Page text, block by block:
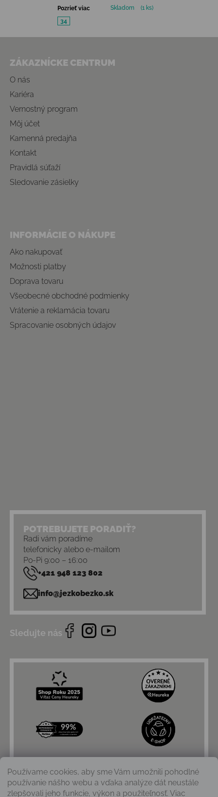
Používame cookies, aby sme Vám umožnili pohodlné
používanie nášho webu a vďaka analýze dát neustále
zlepšovali jeho funkcie, výkon a použiteľnosť. Viac
Pozrieť viac Skladom
(1 ks)
34
ZÁKAZNÍCKE CENTRUM
O nás
Kariéra
Vernostný program
Môj účet
Kamenná predajňa
Kontakt
Pravidlá súťaží
Sledovanie zásielky
INFORMÁCIE O NÁKUPE
Ako nakupovať
Možnosti platby
Doprava tovaru
Všeobecné obchodné podmienky
Vrátenie a reklamácia tovaru
Spracovanie osobných údajov
POTREBUJETE PORADIŤ?
Radi vám poradíme
telefonicky alebo e-mailom
Po-Pi 9:00 – 16:00
+421 948 123 802
info@jezkobezko.sk
Sledujte nás